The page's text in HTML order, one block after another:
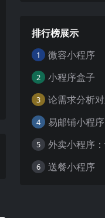
排行榜展示
1 微容小程序
2 小程序盒子
3
4 易邮铺小程序
5
6 送餐小程序